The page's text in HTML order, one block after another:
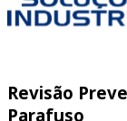
Revisão
Parafuso